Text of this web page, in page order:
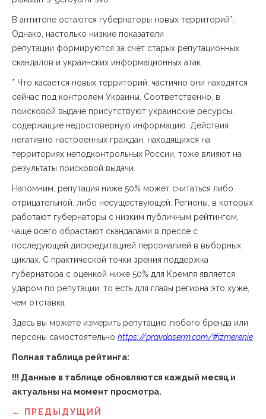
В антитопе остаются губернаторы новых территорий*.
Однако, настолько низкие показатели
репутации формируются за счёт старых репутационных
скандалов и украинских информационных атак.
* Что касается новых территорий: частично они находятся
сейчас под контролем Украины. Соответственно, в
поисковой выдаче присутствуют украинские ресурсы,
содержащие недостоверную информацию. Действия
негативно настроенных граждан, находящихся на
территориях неподконтрольных России, тоже влияют на
результаты поисковой выдачи.
Напомним, репутация ниже 50% может считаться либо
отрицательной, либо несуществующей. Регионы, в которых
работают губернаторы с низким публичным рейтингом,
чаще всего обрастают скандалами в прессе с
последующей дискредитацией персоналией в выборных
циклах. С практической точки зрения поддержка
губернатора с оценкой ниже 50% для Кремля является
ударом по репутации, то есть для главы региона это хуже,
чем отставка.
Здесь вы можете измерить репутацию любого бренда или
персоны самостоятельно https://pravdaserm.com/#izmerenie
Полная таблица рейтинга:
!!! Данные в таблице обновляются каждый месяц и
актуальны на момент просмотра.
← ПРЕДЫДУЩИЙ